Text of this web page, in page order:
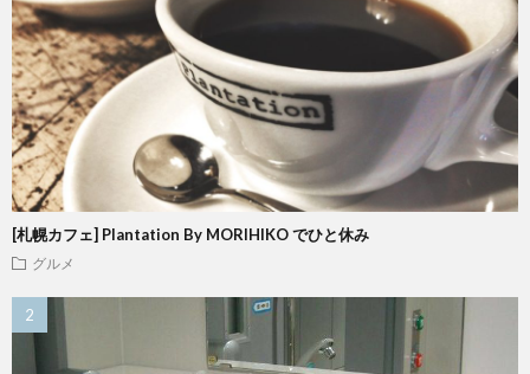
[札幌カフェ] Plantation By MORIHIKO でひと休み
グルメ